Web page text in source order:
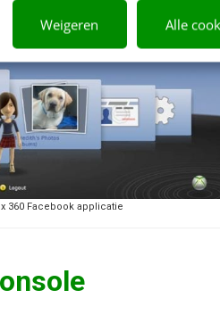
Weigeren Alle
360 Facebook applicatie